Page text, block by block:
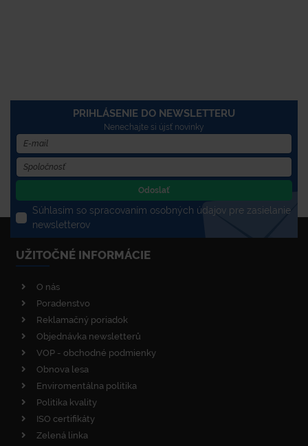
PRIHLÁSENIE DO NEWSLETTERU
Nenechajte si újsť novinky
Odoslať
Súhlasím so spracovaním osobných údajov pre zasielanie
newsletterov
UŽITOČNÉ INFORMÁCIE
O nás
Poradenstvo
Reklamačný poriadok
Objednávka newsletterů
VOP - obchodné podmienky
Obnova lesa
Enviromentálna politika
Politika kvality
ISO certifikáty
Zelená linka